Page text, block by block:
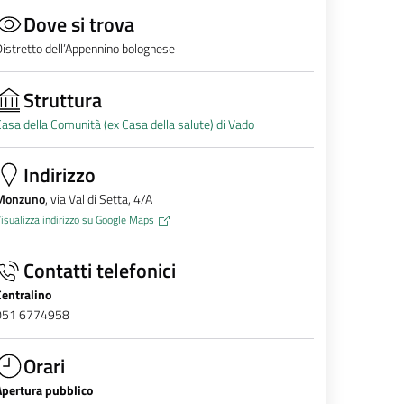
Dove si trova
dell’Appennino bolognese
Struttura
della Comunità (ex Casa della salute) di Vado
Indirizzo
, via Val di Setta, 4/A
indirizzo su Google Maps
Contatti telefonici
6774958
Orari
pubblico